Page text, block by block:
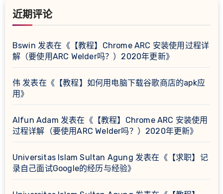
近期评论
Bswin 发表在《【教程】Chrome ARC 安装使用过程详
解（要使用ARC Welder吗？）2020年更新》
伟 发表在《【教程】如何用电脑下载谷歌商店的apk应
用》
Alfun Adam 发表在《【教程】Chrome ARC 安装使用
过程详解（要使用ARC Welder吗？）2020年更新》
Universitas Islam Sultan Agung 发表在《【求职】记
录自己面试Google的经历与经验》